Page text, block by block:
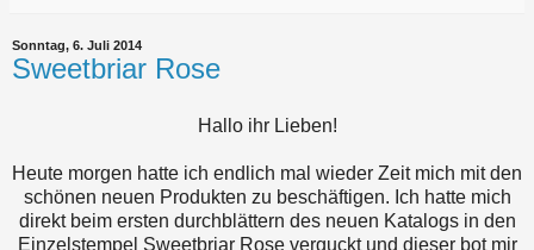
Sonntag, 6. Juli 2014
Sweetbriar Rose
Hallo ihr Lieben!
Heute morgen hatte ich endlich mal wieder Zeit mich mit den
schönen neuen Produkten zu beschäftigen. Ich hatte mich
direkt beim ersten durchblättern des neuen Katalogs in den
Einzelstempel Sweetbriar Rose verguckt und dieser bot mir